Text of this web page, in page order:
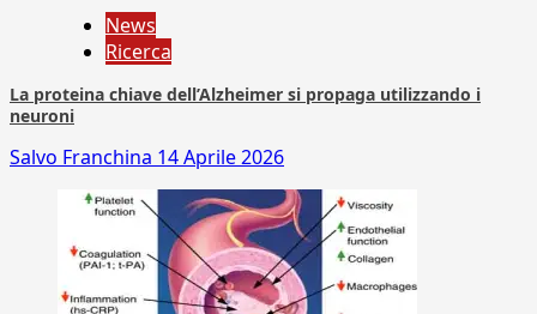
News
Ricerca
La proteina chiave dell’Alzheimer si propaga utilizzando i
neuroni
Salvo Franchina 14 Aprile 2026